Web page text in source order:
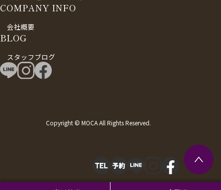
COMPANY INFO
会社概要
BLOG
スタッフブログ
Copyright © MOCA All Rights Reserved.